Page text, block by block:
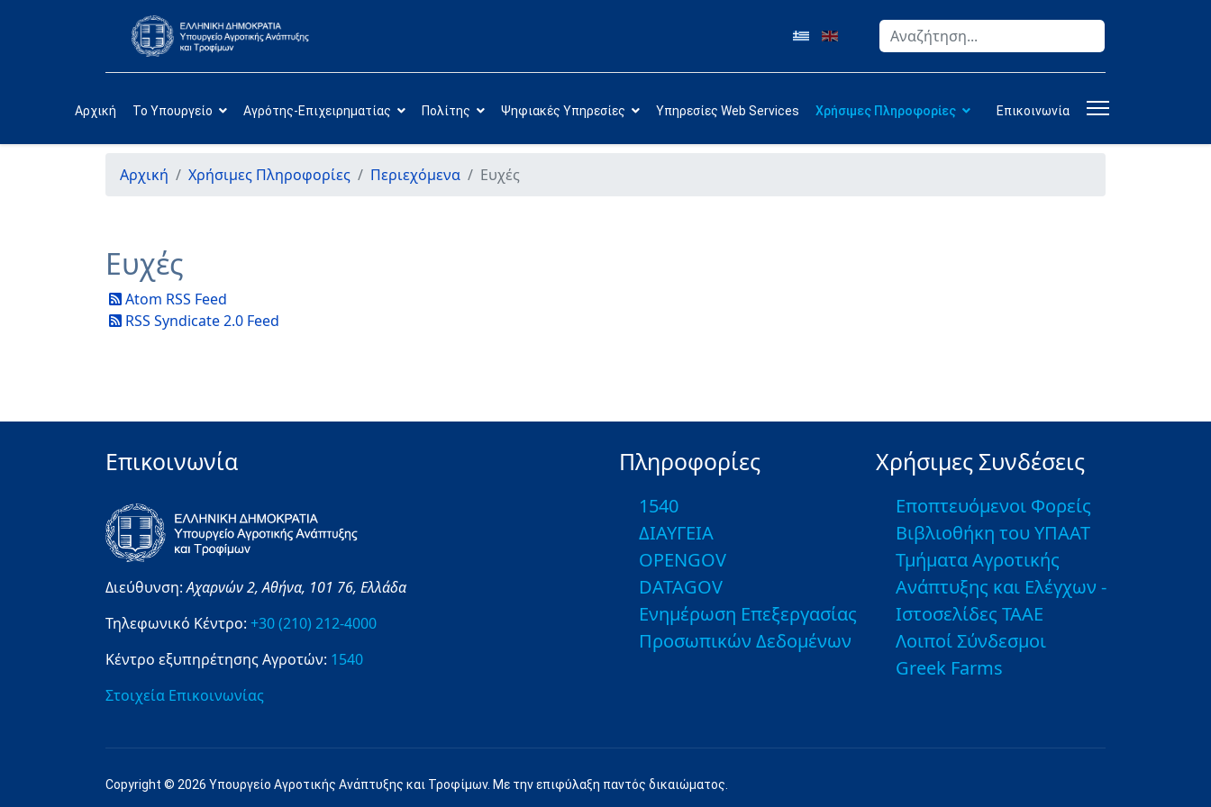
Αναζήτηση
Αρχική Το Υπουργείο Αγρότης-Επιχειρηματίας Πολίτης Ψηφιακές Υπηρεσίες Υπηρεσίες Web Services Χρήσιμες Πληροφορίες Επικοινωνία
Αρχική Χρήσιμες Πληροφορίες Περιεχόμενα Ευχές
Ευχές
Atom RSS Feed
RSS Syndicate 2.0 Feed
Επικοινωνία
Διεύθυνση:Αχαρνών 2,Αθήνα, 101 76, Ελλάδα
Τηλεφωνικό Κέντρο: +30 (210) 212-4000
Κέντρο εξυπηρέτησης Αγροτών: 1540
Στοιχεία Επικοινωνίας
Πληροφορίες
1540
ΔΙΑΥΓΕΙΑ
OPENGOV
DATAGOV
Ενημέρωση Επεξεργασίας
Προσωπικών Δεδομένων
Χρήσιμες Συνδέσεις
Εποπτευόμενοι Φορείς
Βιβλιοθήκη του ΥΠΑΑΤ
Τμήματα Αγροτικής
Ανάπτυξης και Ελέγχων -
Ιστοσελίδες ΤΑΑΕ
Λοιποί Σύνδεσμοι
Greek Farms
Copyright © 2026 Υπουργείο Αγροτικής Ανάπτυξης και Τροφίμων. Με την επιφύλαξη παντός δικαιώματος.